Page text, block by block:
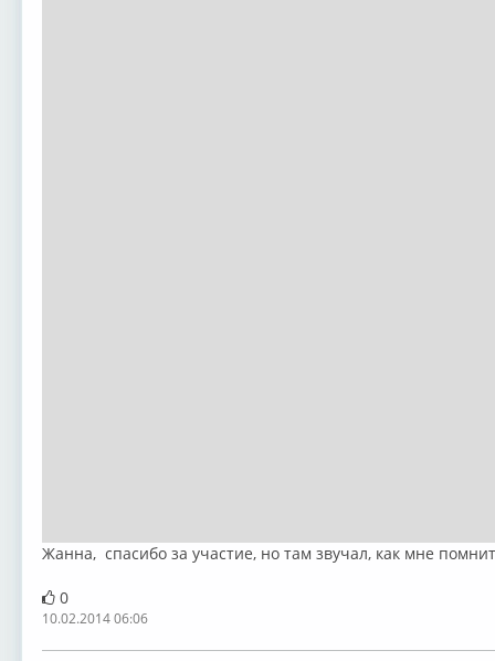
Жанна, спасибо за участие, но там звучал, как мне
0
10.02.2014 06:06